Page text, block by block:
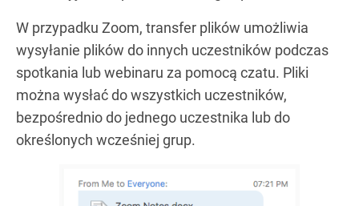
W przypadku Zoom, transfer plików umożliwia
wysyłanie plików do innych uczestników podczas
spotkania lub webinaru za pomocą czatu. Pliki
można wysłać do wszystkich uczestników,
bezpośrednio do jednego uczestnika lub do
określonych wcześniej grup.